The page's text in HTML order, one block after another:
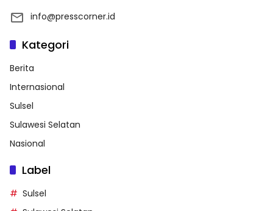
info@presscorner.id
Kategori
Berita
Internasional
Sulsel
Sulawesi Selatan
Nasional
Label
Sulsel